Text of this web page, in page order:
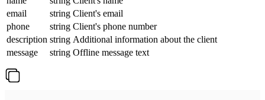
email
string Client's email
phone
string Client's phone number
description string Additional information about the client
message
string Offline message text